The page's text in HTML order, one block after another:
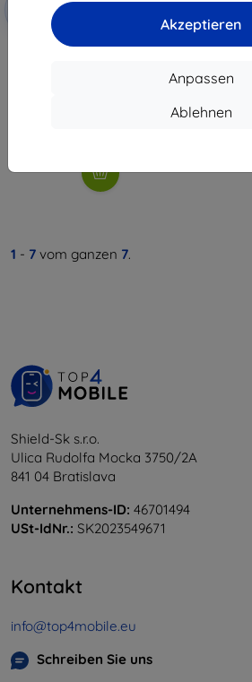
Akzeptieren
Anpassen
Ablehnen
mit
3mk TechWrap Matte Cockpit
1 - 7 vom ganzen 7.
Shield-Sk s.r.o.
Ulica Rudolfa Mocka 3750/2A
841 04 Bratislava
Unternehmens-ID: 46701494
USt-IdNr.: SK2023549671
Kontakt
info@top4mobile.eu
Schreiben Sie uns